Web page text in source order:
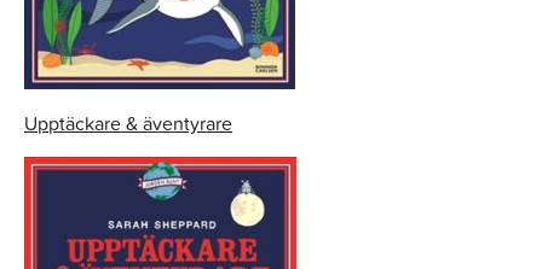
Upptäckare & äventyrare